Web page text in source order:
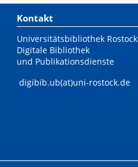
Kontakt
Universitätsbibliothek Rostock
Digitale Bibliothek
und Publikationsdienste
digibib.ub(at)uni-rostock.de